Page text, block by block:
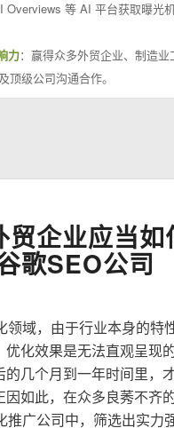
Overviews 等 AI 平台获取曝光
力：赢得众多外贸企业、制造业
顶级公司沟通合作。
贸企业应当如
歌SEO公司
领域，由于行业本身的特
优化效果是无法直观呈现
的几个月到一年时间里，
因如此，在众多良莠不齐
推广公司中，筛选出实力